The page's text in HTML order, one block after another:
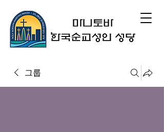
그룹